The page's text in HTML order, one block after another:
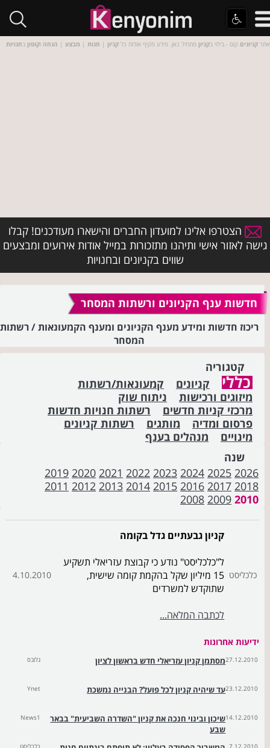
אתר קניונים.קום - בילוי בקניון מתחיל כאן. מידע מקיף אודות כל קניון | חנות | מבצע | הנחה וקופון בחנויות
הצטרפו אלינו למועדון החברים והישארו מעודכנים! קבלו
גישה לאזור אישי ותיהנו מתזכורות במייל אודות אירועים ומבצעים
שווים בקניונים ובחנויות
חדשות ענף הקניונים ורשתות המסחר
ריכוז חדשות ומידע מענף הקניונים ומענף הקמעונאות / רשתות
המסחר
קטגוריה
כללי קניונים
קמעונאות/רשתות
מיזוגים ורכישות
ניתוח שוק
מרכזי קניות חדשים
רשתות חנויות חדשות
פרסום ומדיה
מותגים
רשתות קניונים
מינויים
מנהלים בענף
שנה
2026
2025
2024
2023
2022
2021
2020
2019
2018
2017
2016
2015
2014
2013
2012
2011
2010
2009
2008
כלכליסט
קניון גבעתיים גדל בקומה
ל"כלכליסט" נודע כי קבוצת עזריאלי תשקיע
15 מיליון שקל בהקמת קומה שישית,
שתוקדש למשרדים
לכתבה המלאה...
4.10.2010
ידיעות אחרונות
27.12.2010מסתמן קניון עזריאלי חדש בראשון לציון גלובס
23.12.2010עד שיהיה קניון לכל פועל? הבנייה נמשכת Ynet
14.12.2010שיכון ובינוי חנכה את קניון "השדרה השביעית" בבאר
שבע
News1